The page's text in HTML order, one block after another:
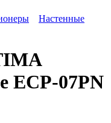
Настенные
ECP-07PN